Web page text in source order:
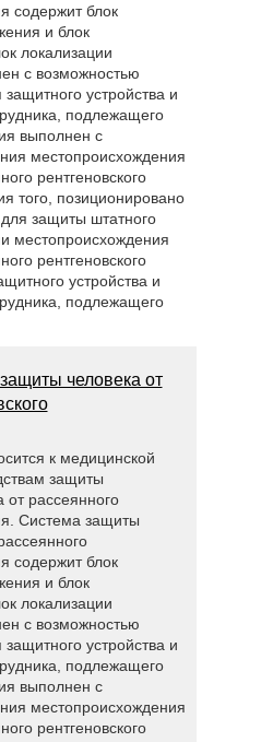
содержит блок
и блок
локализации
с возможностью
устройства и
подлежащего
выполнен с
местопроисхождения
рентгеновского
того, позиционировано
защиты штатного
местопроисхождения
рентгеновского
устройства и
подлежащего
человека от
к медицинской
защиты
от рассеянного
Система защиты
содержит блок
и блок
локализации
с возможностью
устройства и
подлежащего
выполнен с
местопроисхождения
рентгеновского